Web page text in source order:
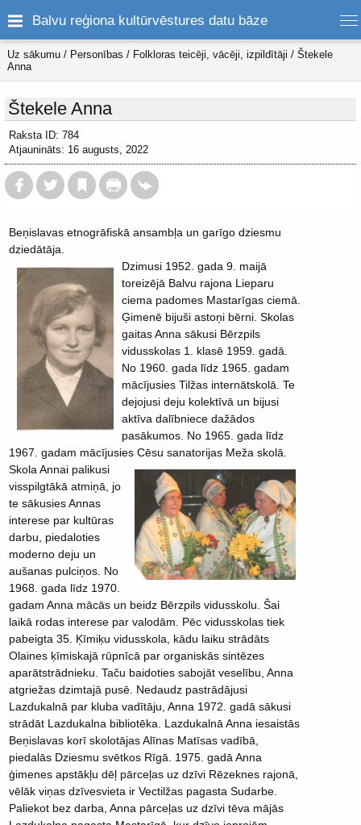
Balvu reģiona kultūrvēstures datu bāze
Uz sākumu / Personības / Folkloras teicēji, vācēji, izpildītāji / Štekele
Anna
Štekele Anna
Raksta ID: 784
Atjaunināts: 16 augusts, 2022
Beņislavas etnogrāfiskā ansambļa un garīgo dziesmu
dziedātāja.
Dzimusi 1952. gada 9. maijā
toreizējā Balvu rajona Lieparu
ciema padomes Mastarīgas ciemā.
Ģimenē bijuši astoņi bērni. Skolas
gaitas Anna sākusi Bērzpils
vidusskolas 1. klasē 1959. gadā.
No 1960. gada līdz 1965. gadam
mācījusies Tilžas internātskolā. Te
dejojusi deju kolektīvā un bijusi
aktīva dalībniece dažādos
pasākumos. No 1965. gada līdz
1967. gadam mācījusies Cēsu sanatorijas Meža skolā.
Skola Annai palikusi
visspilgtākā atmiņā, jo
te sākusies Annas
interese par kultūras
darbu, piedaloties
moderno deju un
aušanas pulciņos. No
1968. gada līdz 1970.
gadam Anna mācās un beidz Bērzpils vidusskolu. Šai
laikā rodas interese par valodām. Pēc vidusskolas tiek
pabeigta 35. Ķīmiķu vidusskola, kādu laiku strādāts
Olaines ķīmiskajā rūpnīcā par organiskās sintēzes
aparātstrādnieku. Taču baidoties sabojāt veselību, Anna
atgriežas dzimtajā pusē. Nedaudz pastrādājusi
Lazdukalnā par kluba vadītāju, Anna 1972. gadā sākusi
strādāt Lazdukalna bibliotēka. Lazdukalnā Anna iesaistās
Beņislavas korī skolotājas Alīnas Matīsas vadībā,
piedalās Dziesmu svētkos Rīgā. 1975. gadā Anna
ģimenes apstākļu dēļ pārceļas uz dzīvi Rēzeknes rajonā,
vēlāk viņas dzīvesvieta ir Vectilžas pagasta Sudarbe.
Paliekot bez darba, Anna pārceļas uz dzīvi tēva mājās